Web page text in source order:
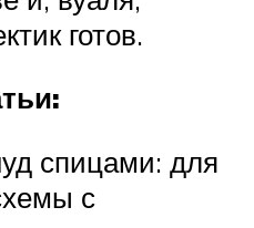
готов.
спицами: для
с